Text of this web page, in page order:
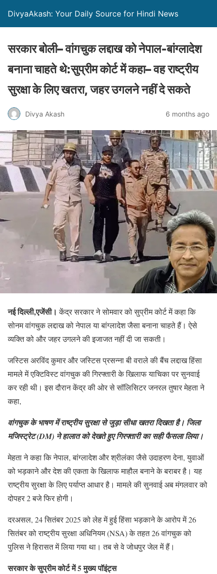
DivyaAkash: Your Daily Source for Hindi News
सरकार बोली– वांगचुक लद्दाख को नेपाल-बांग्लादेश
बनाना चाहते थे:सुप्रीम कोर्ट में कहा– वह राष्ट्रीय
सुरक्षा के लिए खतरा, जहर उगलने नहीं दे सकते
Divya Akash 6 months ago
नई दिल्ली,एजेंसी। केंद्र सरकार ने सोमवार को सुप्रीम कोर्ट में कहा कि
सोनम वांगचुक लद्दाख को नेपाल या बांग्लादेश जैसा बनाना चाहते हैं। ऐसे
व्यक्ति को और जहर उगलने की इजाजत नहीं दी जा सकती।
जस्टिस अरविंद कुमार और जस्टिस प्रसन्ना बी वराले की बैंच लद्दाख हिंसा
मामले में एक्टिविस्ट वांगचुक की गिरफ्तारी के खिलाफ याचिका पर सुनवाई
कर रही थी। इस दौरान केंद्र की ओर से सॉलिसिटर जनरल तुषार मेहता ने
कहा,
वांगचुक के भाषण में राष्ट्रीय सुरक्षा से जुड़ा सीधा खतरा दिखता है। जिला
मजिस्ट्रेट (DM) ने हालात को देखते हुए गिरफ्तारी का सही फैसला लिया।
मेहता ने कहा कि नेपाल, बांग्लादेश और श्रीलंका जैसे उदाहरण देना, युवाओं
को भड़काने और देश की एकता के खिलाफ माहौल बनाने के बराबर है। यह
राष्ट्रीय सुरक्षा के लिए पर्याप्त आधार है। मामले की सुनवाई अब मंगलवार को
दोपहर 2 बजे फिर होगी।
दरअसल, 24 सितंबर 2025 को लेह में हुई हिंसा भड़काने के आरोप में 26
सितंबर को राष्ट्रीय सुरक्षा अधिनियम (NSA) के तहत 26 वांगचुक को
पुलिस ने हिरासत में लिया गया था। तब से वे जोधपुर जेल में हैं।
सरकार के सुप्रीम कोर्ट में 5 मुख्य पॉइंट्स